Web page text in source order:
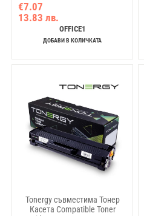
€7.07
13.83 лв.
OFFICE1
ДОБАВИ В КОЛИЧКАТА
Tonergy съвместима Тонер
Касета Compatible Toner